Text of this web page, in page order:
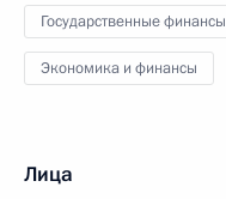
Государственные финансы
Экономика и финансы
Лица